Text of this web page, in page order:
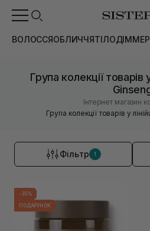
ВОЛОССЯОБЛИЧЧЯТІЛОДІМ
Група колекції товарів
Інтернет магазин
Група колекції товарів у
Фільтр 1
-35%
ПОДАРУНОК